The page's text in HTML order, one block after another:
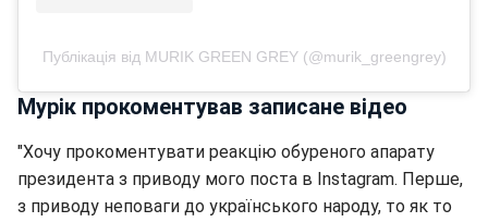
Публікація від MURIK GREEN GREY (@murik_greengrey)
Мурік прокоментував записане відео
"Хочу прокоментувати реакцію обуреного апарату
президента з приводу мого поста в Instagram. Перше,
з приводу неповаги до українського народу, то як то